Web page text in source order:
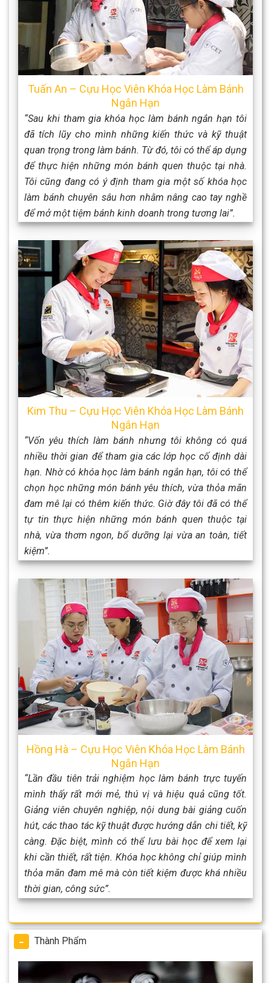
Tuấn An – Cựu Học Viên Khóa Học Làm Bánh
Ngắn Hạn
“Sau khi tham gia khóa học làm bánh ngắn hạn tôi
đã tích lũy cho mình những kiến thức và kỹ thuật
quan trọng trong làm bánh. Từ đó, tôi có thể áp dụng
để thực hiện những món bánh quen thuộc tại nhà.
Tôi cũng đang có ý định tham gia một số khóa học
làm bánh chuyên sâu hơn nhằm nâng cao tay nghề
để mở một tiệm bánh kinh doanh trong tương lai”.
Kim Thu – Cựu Học Viên Khóa Học Làm Bánh
Ngắn Hạn
“Vốn yêu thích làm bánh nhưng tôi không có quá
nhiều thời gian để tham gia các lớp học cố định dài
hạn. Nhờ có khóa học làm bánh ngắn hạn, tôi có thể
chọn học những món bánh yêu thích, vừa thỏa mãn
đam mê lại có thêm kiến thức. Giờ đây tôi đã có thể
tự tin thực hiện những món bánh quen thuộc tại
nhà, vừa thơm ngon, bổ dưỡng lại vừa an toàn, tiết
kiệm”.
Hồng Hà – Cựu Học Viên Khóa Học Làm Bánh
Ngắn Hạn
“Lần đầu tiên trải nghiệm học làm bánh trực tuyến
mình thấy rất mới mẻ, thú vị và hiệu quả cũng tốt.
Giảng viên chuyên nghiệp, nội dung bài giảng cuốn
hút, các thao tác kỹ thuật được hướng dẫn chi tiết, kỹ
càng. Đặc biệt, mình có thể lưu bài học để xem lại
khi cần thiết, rất tiện. Khóa học không chỉ giúp mình
thỏa mãn đam mê mà còn tiết kiệm được khá nhiều
thời gian, công sức”.
Thành Phẩm